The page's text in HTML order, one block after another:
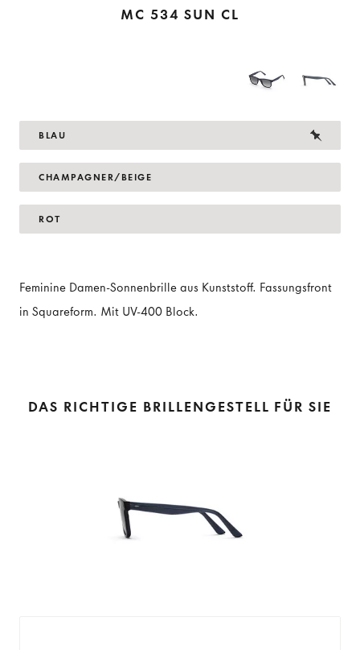
MC 534 SUN CL
BLAU
CHAMPAGNER/BEIGE
ROT
Feminine Damen-Sonnenbrille aus Kunststoff. Fassungsfront
in Squareform. Mit UV-400 Block.
DAS RICHTIGE BRILLENGESTELL FÜR SIE